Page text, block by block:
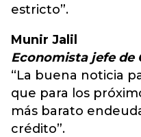
estricto”.
Munir Jalil
Economista jefe de
“La buena noticia
que para los
más barato
crédito”.